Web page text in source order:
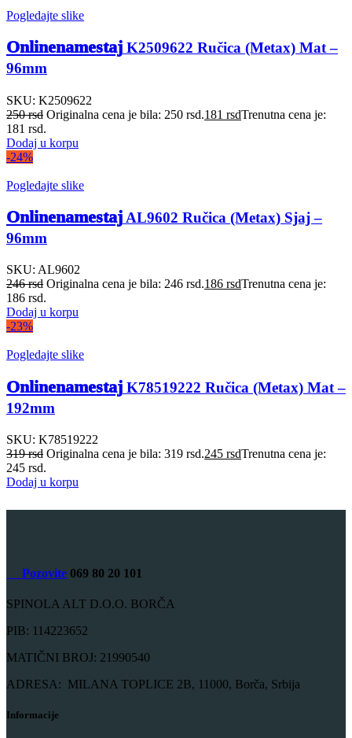
Pogledajte slike
Onlinenamestaj K2509622 Ručica (Metax) Mat –
96mm
SKU: K2509622
250rsd Originalna cena je bila: 250 rsd.181 rsdTrenutna cena je:
181 rsd.
Dodaj u korpu
-24%
Pogledajte slike
OnlinenamestajAL9602 Ručica (Metax) Sjaj –
96mm
SKU: AL9602
246rsd Originalna cena je bila: 246 rsd.186 rsdTrenutna cena je:
186 rsd.
Dodaj u korpu
-23%
Pogledajte slike
Onlinenamestaj K78519222 Ručica (Metax) Mat –
192mm
SKU: K78519222
319rsd Originalna cena je bila: 319 rsd.245 rsdTrenutna cena je:
245 rsd.
Dodaj u korpu
Pozovite 069 80 20 101
SPINOLA ALT D.O.O. BORČA
PIB: 114223652
MATIČNI BROJ: 21990540
ADRESA: MILANA TOPLICE 2B, 11000, Borča, Srbija
Informacije